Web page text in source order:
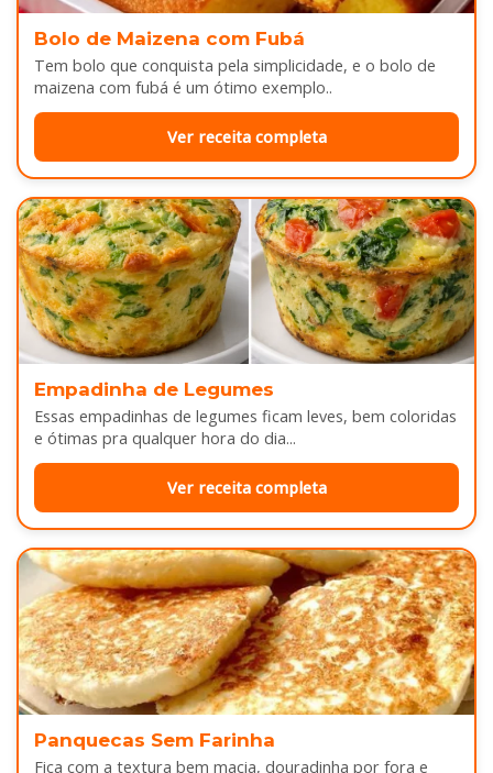
Bolo de Maizena com Fubá
Tem bolo que conquista pela simplicidade, e o bolo de
maizena com fubá é um ótimo exemplo..
Ver receita completa
Empadinha de Legumes
Essas empadinhas de legumes ficam leves, bem coloridas
e ótimas pra qualquer hora do dia...
Ver receita completa
Panquecas Sem Farinha
Fica com a textura bem macia, douradinha por fora e